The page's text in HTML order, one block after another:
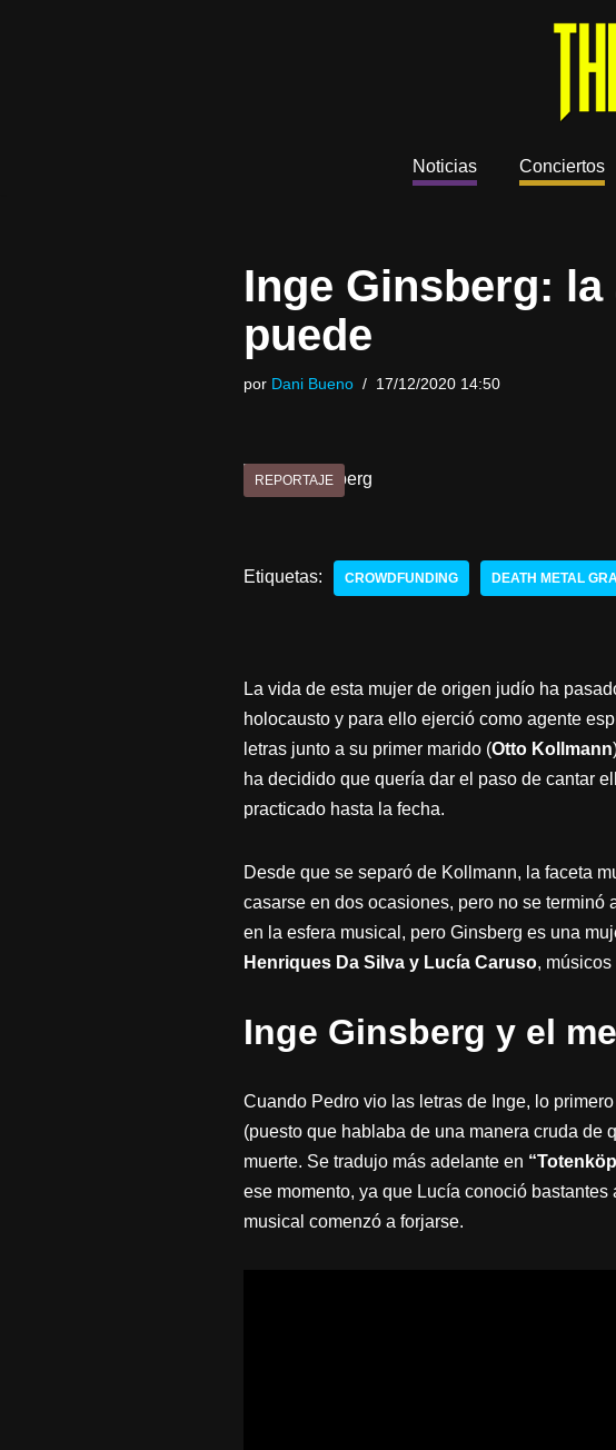
Noticias Conciertos
Inge Ginsberg:
puede
por Dani Bueno 17/12/2020 14:50
REPORTAJE
Etiquetas: CROWDFUNDING DEATH METAL
La vida de esta mujer de origen judío ha
holocausto y para ello ejerció como agente
letras junto a su primer marido (Otto Kollmann
ha decidido que quería dar el paso de cantar
practicado hasta la fecha.
Desde que se separó de Kollmann, la faceta
casarse en dos ocasiones, pero no se
en la esfera musical, pero Ginsberg es una
Henriques Da Silva y Lucía Caruso,
Inge Ginsberg y el
Cuando Pedro vio las letras de Inge, lo
(puesto que hablaba de una manera cruda de
muerte. Se tradujo más adelante en
ese momento, ya que Lucía conoció
musical comenzó a forjarse.